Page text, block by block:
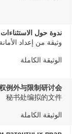
ندوة حول
وثيقة من إعداد الأمانة
الوثيقة الكاملة
例外与限制研讨会
秘书处编拟的文件
الوثيقة الكاملة